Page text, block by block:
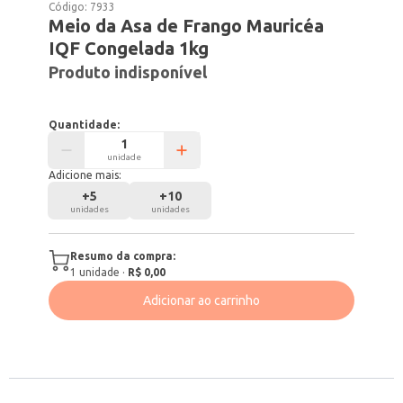
Código: 7933
Meio da Asa de Frango Mauricéa
IQF Congelada 1kg
Produto indisponível
Quantidade:
unidade
Adicione mais:
+5
unidades
+10
unidades
Resumo da compra:
1 unidade · R$ 0,00
Adicionar ao carrinho